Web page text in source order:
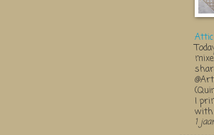
Attic
I
1